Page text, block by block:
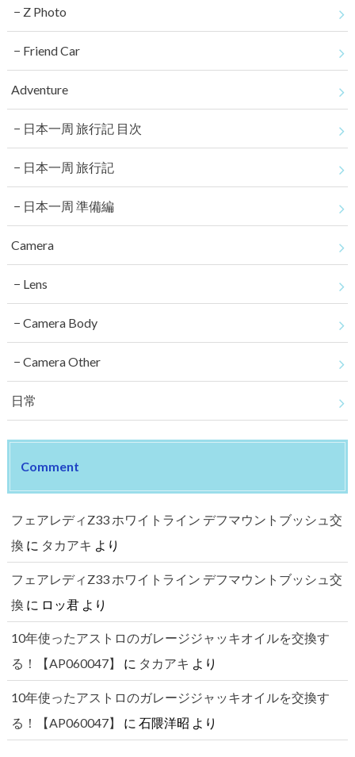
Z Photo
Friend Car
Adventure
日本一周 旅行記 目次
日本一周 旅行記
日本一周 準備編
Camera
Lens
Camera Body
Camera Other
日常
Comment
フェアレディZ33 ホワイトライン デフマウントブッシュ交
換 に タカアキ より
フェアレディZ33 ホワイトライン デフマウントブッシュ交
換 に ロッ君より
10年使ったアストロのガレージジャッキオイルを交換す
る！【AP060047】
に タカアキ より
10年使ったアストロのガレージジャッキオイルを交換す
る！【AP060047】
に 石隈洋昭 より